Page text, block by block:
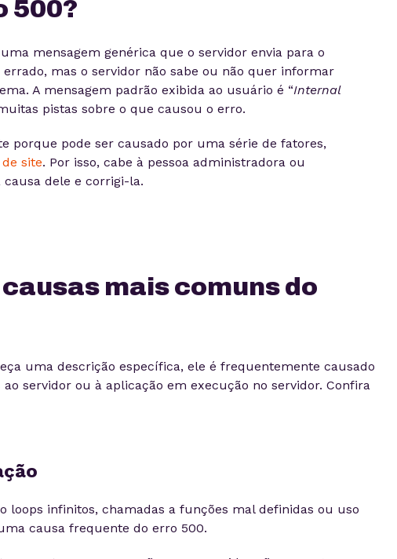
500?
mensagem genérica que o servidor envia para o
mas o servidor não sabe ou não quer informar
A mensagem padrão exibida ao usuário é “Internal
pistas sobre o que causou o erro.
porque pode ser causado por uma série de fatores,
site. Por isso, cabe à pessoa administradora ou
dele e corrigi-la.
mais comuns do
uma descrição específica, ele é frequentemente causado
servidor ou à aplicação em execução no servidor. Confira
loops infinitos, chamadas a funções mal definidas ou uso
causa frequente do erro 500.